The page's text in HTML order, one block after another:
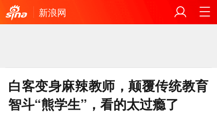
新浪网
白客变身麻辣教师，颠覆传统教育
智斗“熊学生”，看的太过瘾了